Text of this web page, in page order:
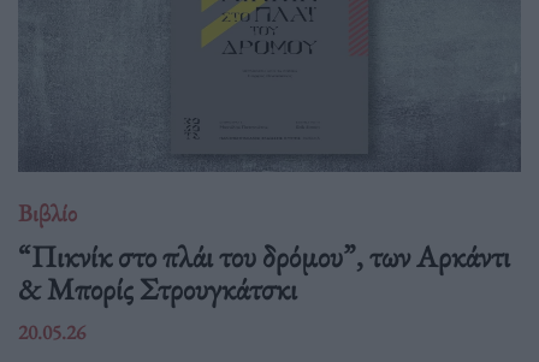
Βιβλίο
“Πικνίκ στο πλάι του δρόμου”, των Αρκάντι
& Μπορίς Στρουγκάτσκι
20.05.26